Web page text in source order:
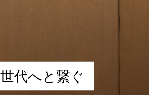
世代へと 繋 ぐ